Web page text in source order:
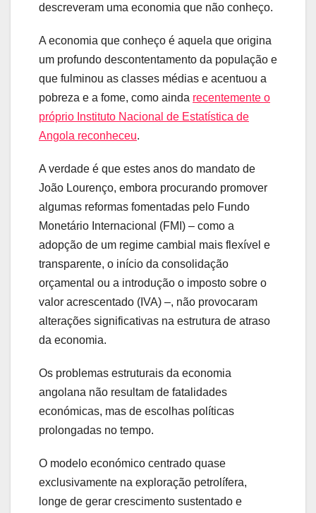
descreveram uma economia que não conheço.
A economia que conheço é aquela que origina
um profundo descontentamento da população e
que fulminou as classes médias e acentuou a
pobreza e a fome, como ainda recentemente o
próprio Instituto Nacional de Estatística de
Angola reconheceu.
A verdade é que estes anos do mandato de
João Lourenço, embora procurando promover
algumas reformas fomentadas pelo Fundo
Monetário Internacional (FMI) – como a
adopção de um regime cambial mais flexível e
transparente, o início da consolidação
orçamental ou a introdução o imposto sobre o
valor acrescentado (IVA) –, não provocaram
alterações significativas na estrutura de atraso
da economia.
Os problemas estruturais da economia
angolana não resultam de fatalidades
económicas, mas de escolhas políticas
prolongadas no tempo.
O modelo económico centrado quase
exclusivamente na exploração petrolífera,
longe de gerar crescimento sustentado e